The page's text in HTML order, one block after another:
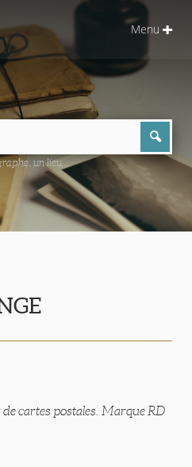
Menu
un lieu...
cartes postales. Marque RD